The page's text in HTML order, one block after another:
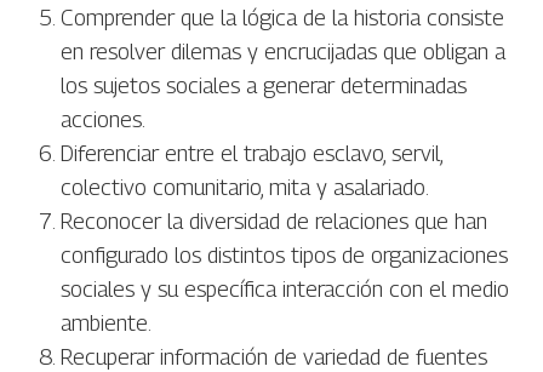
Comprender que la lógica de la historia consiste
en resolver dilemas y encrucijadas que obligan a
los sujetos sociales a generar determinadas
acciones.
Diferenciar entre el trabajo esclavo, servil,
colectivo comunitario, mita y asalariado.
Reconocer la diversidad de relaciones que han
configurado los distintos tipos de organizaciones
sociales y su específica interacción con el medio
ambiente.
Recuperar información de variedad de fuentes